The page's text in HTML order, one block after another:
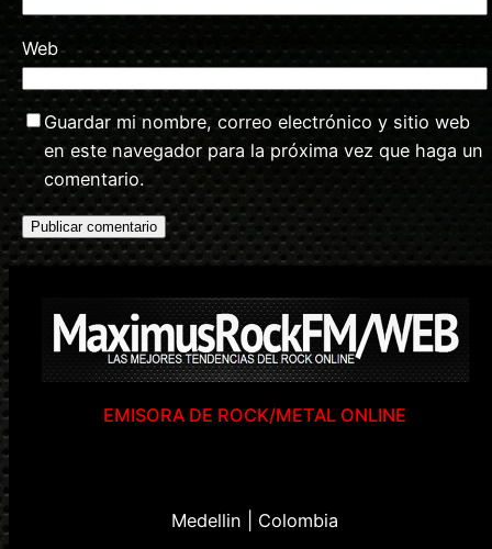
Web
Guardar mi nombre, correo electrónico y sitio web
en este navegador para la próxima vez que haga un
comentario.
EMISORA DE ROCK/METAL ONLINE
Medellin | Colombia